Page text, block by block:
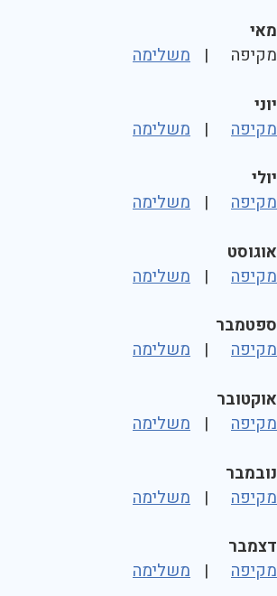
מאי
מקיפה | משלימה
יוני
מקיפה | משלימה
יולי
מקיפה | משלימה
אוגוסט
מקיפה | משלימה
ספטמבר
מקיפה | משלימה
אוקטובר
מקיפה | משלימה
נובמבר
מקיפה | משלימה
דצמבר
מקיפה | משלימה